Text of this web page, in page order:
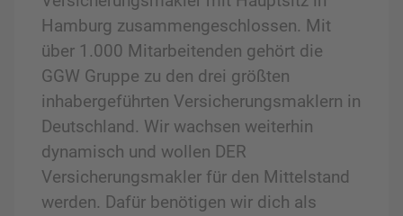
Hamburg zusammengeschlossen. Mit
über 1.000 Mitarbeitenden gehört die
GGW Gruppe zu den drei größten
inhabergeführten Versicherungsmaklern in
Deutschland. Wir wachsen weiterhin
dynamisch und wollen DER
Versicherungsmakler für den Mittelstand
werden. Dafür benötigen wir dich als